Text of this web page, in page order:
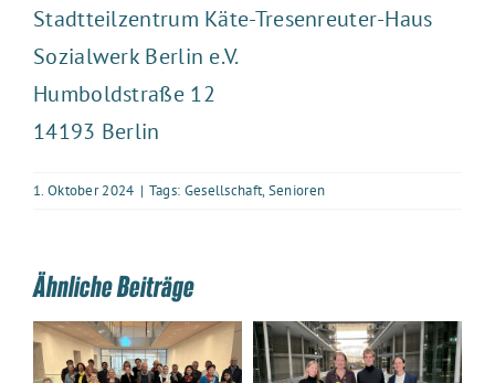
Stadtteilzentrum Käte-Tresenreuter-Haus
Sozialwerk Berlin e.V.
Humboldstraße 12
14193 Berlin
1. Oktober 2024 | Tags: Gesellschaft,Senioren
Ähnliche Beiträge